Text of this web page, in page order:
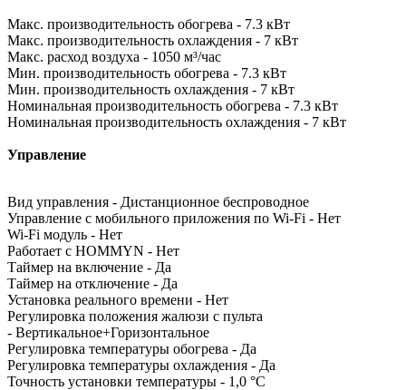
Макс. производительность обогрева - 7.3 кВт
Макс. производительность охлаждения - 7 кВт
Макс. расход воздуха - 1050 м³/час
Мин. производительность обогрева - 7.3 кВт
Мин. производительность охлаждения - 7 кВт
Номинальная производительность обогрева - 7.3 кВт
Номинальная производительность охлаждения - 7 кВт
Управление
Вид управления - Дистанционное беспроводное
Управление c мобильного приложения по Wi-Fi - Нет
Wi-Fi модуль - Нет
Работает с HOMMYN - Нет
Таймер на включение - Да
Таймер на отключение - Да
Установка реального времени - Нет
Регулировка положения жалюзи с пульта
- Вертикальное+Горизонтальное
Регулировка температуры обогрева - Да
Регулировка температуры охлаждения - Да
Точность установки температуры - 1,0 °С